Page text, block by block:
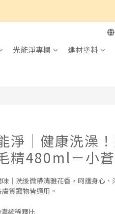
光能淨專欄 建材塗料
淨｜健康洗澡
精480ml－小
味｜洗後微帶清雅花香，呵護身心
質寵物皆適用。
縮稀釋比